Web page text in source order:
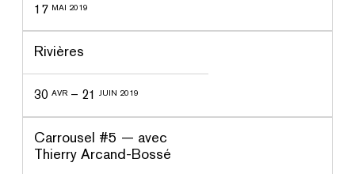
17 MAI 2019
Rivières
30AVR – 21JUIN 2019
Carrousel #5 — avec
Thierry Arcand-Bossé